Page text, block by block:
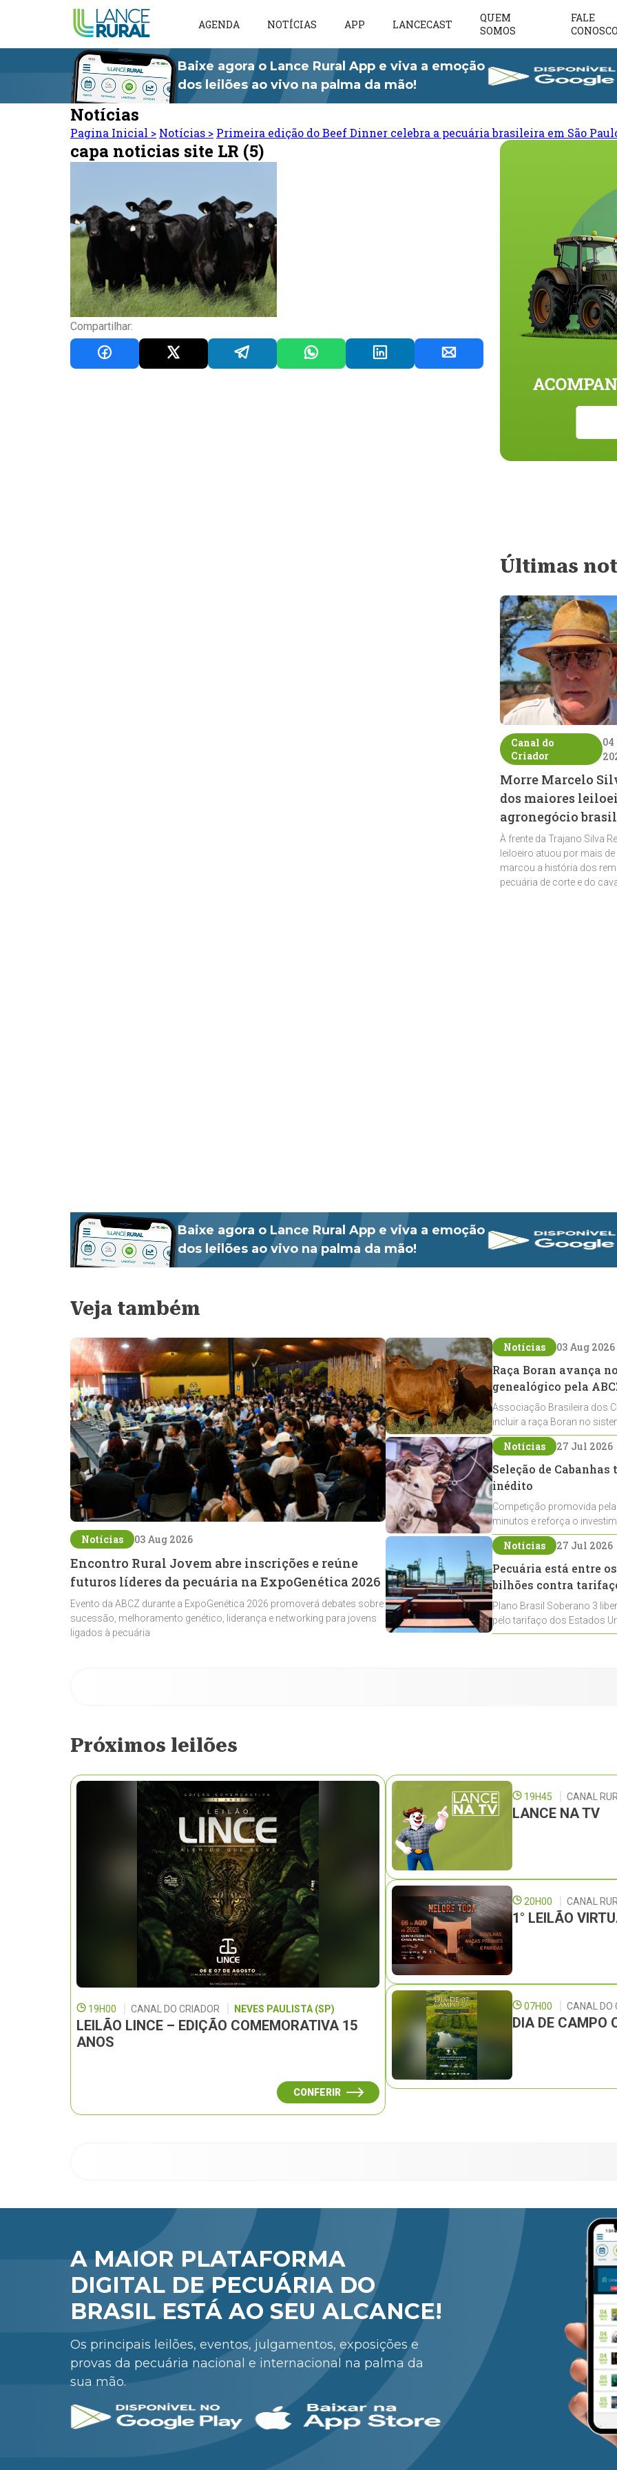
AGENDA NOTÍCIAS APP LANCECAST
QUEM
SOMOS
FALE
CONOSCO
Baixe agora o Lance Rural App e viva a emoção
dos leilões ao vivo na palma da mão!
Notícias
Pagina Inicial > Notícias > Primeira edição do Beef Dinner celebra a pecuária brasileira em São
capa noticias site LR (5)
Compartilhar:
Últimas
Canal do
Criador
04
Morre Marcelo
dos maiores
agronegócio
À frente da Trajano Silva
leiloeiro atuou por mais
marcou a história dos
pecuária de corte e do
Baixe agora o Lance Rural App e viva a emoção
dos leilões ao vivo na palma da mão!
Veja também
Notícias 03 Aug 2026
Encontro Rural Jovem abre inscrições e reúne
futuros líderes da pecuária na ExpoGenética 2026
Evento da ABCZ durante a ExpoGenética 2026 promoverá debates sobre
sucessão, melhoramento genético, liderança e networking para jovens
ligados à pecuária
Notícias 03 Aug 2026
Raça Boran avança
genealógico pela
Associação Brasileira dos
incluir a raça Boran no
expansão na pecuária
Notícias 27 Jul 2026
Seleção de
inédito
Competição promovida
minutos e reforça o
Crioulos voltados ao laço
Notícias 27 Jul 2026
Pecuária está entre
bilhões contra
Plano Brasil Soberano 3
pelo tarifaço dos Estados
contemplados
Próximos leilões
19H00 CANAL DO CRIADOR NEVES PAULISTA (SP)
LEILÃO LINCE – EDIÇÃO COMEMORATIVA 15
ANOS
CONFERIR
19H45 CANAL
LANCE NA TV
20H00 CANAL
1° LEILÃO
07H00 CANAL DO
DIA DE CAMPO
A MAIOR PLATAFORMA
DIGITAL DE PECUÁRIA DO
BRASIL ESTÁ AO SEU ALCANCE!
Os principais leilões, eventos, julgamentos, exposições e
provas da pecuária nacional e internacional na palma da
sua mão.